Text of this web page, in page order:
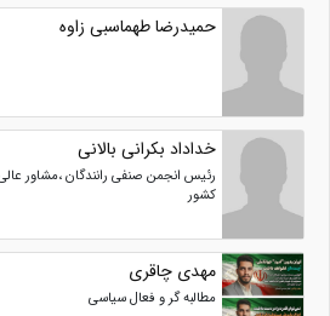
حمیدرضا طهماسبی زاوه
خداداد بکرانی بالانی
رئیس انجمن صنفی رانندگان ،مشاور
کشور
مهدی چاقری
مطالبه گر و فعال سیاسی